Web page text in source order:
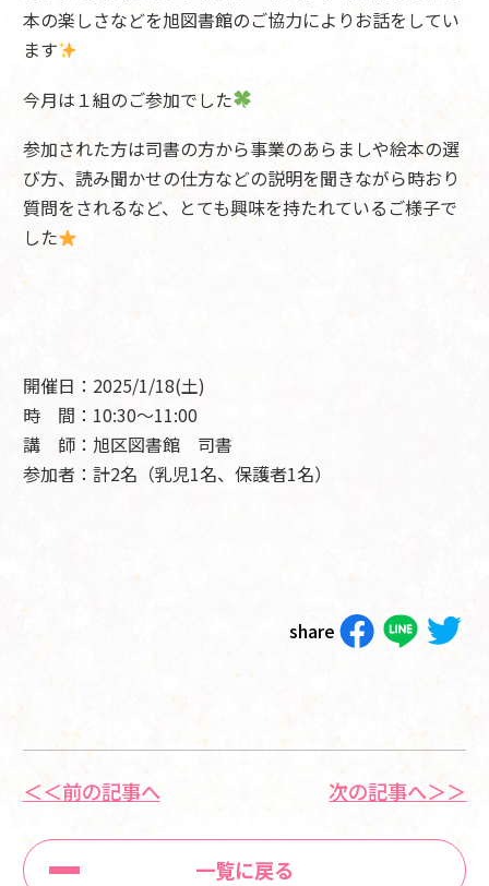
本の楽しさなどを旭図書館のご協力によりお話をしてい
ます
今月は１組のご参加でした
参加された方は司書の方から事業のあらましや絵本の選
び方、読み聞かせの仕方などの説明を聞きながら時おり
質問をされるなど、とても興味を持たれているご様子で
した
開催日：2025/1/18(土)
時 間：10:30～11:00
講 師：旭区図書館 司書
参加者：計2名（乳児1名、保護者1名）
share
＜＜前の記事へ
一覧に戻る
次の記事へ＞＞